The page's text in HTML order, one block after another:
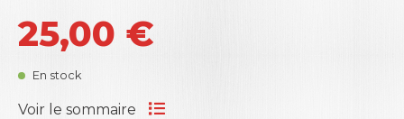
les valeurs sur lesquelles repose la légitimité
scientifique.
Les dix communications sélectionnées dans cet
différentes disciplines de proposer des réponses
25,00 €
En stock
Voir le sommaire